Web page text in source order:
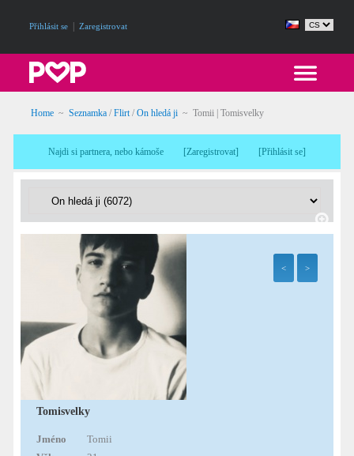
Přihlásit se Zaregistrovat
Home ~ Seznamka / Flirt/ On hledá ji ~ Tomii | Tomisvelky
Najdi si partnera, nebo kámoše [Zaregistrovat] [Přihlásit se]
Tomisvelky
Jméno
Tomii
< >